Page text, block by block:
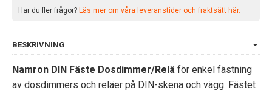
Har du fler frågor? Läs mer om våra leveranstider och fraktsätt här.
BESKRIVNING
Namron DIN Fäste Dosdimmer/Relä för enkel fästning
av dosdimmers och reläer på DIN-skena och vägg. Fästet